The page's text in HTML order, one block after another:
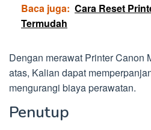
Baca juga: Cara Reset
Termudah
Dengan merawat Printer Canon
atas, Kalian dapat
mengurangi biaya perawatan.
Penutup